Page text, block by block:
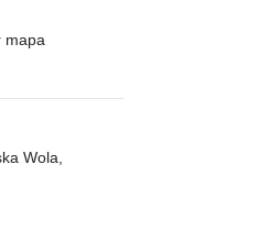
mapa
Wola,